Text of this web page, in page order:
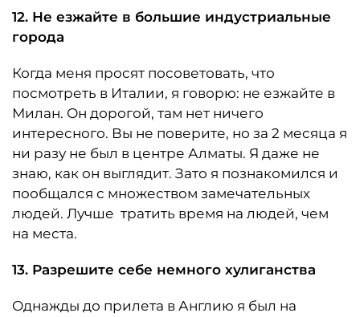
12. Не езжайте в большие индустриальные
города
Когда меня просят посоветовать, что
посмотреть в Италии, я говорю: не езжайте в
Милан. Он дорогой, там нет ничего
интересного. Вы не поверите, но за 2 месяца я
ни разу не был в центре Алматы. Я даже не
знаю, как он выглядит. Зато я познакомился и
пообщался с множеством замечательных
людей. Лучше тратить время на людей, чем
на места.
13. Разрешите себе немного хулиганства
Однажды до прилета в Англию я был на